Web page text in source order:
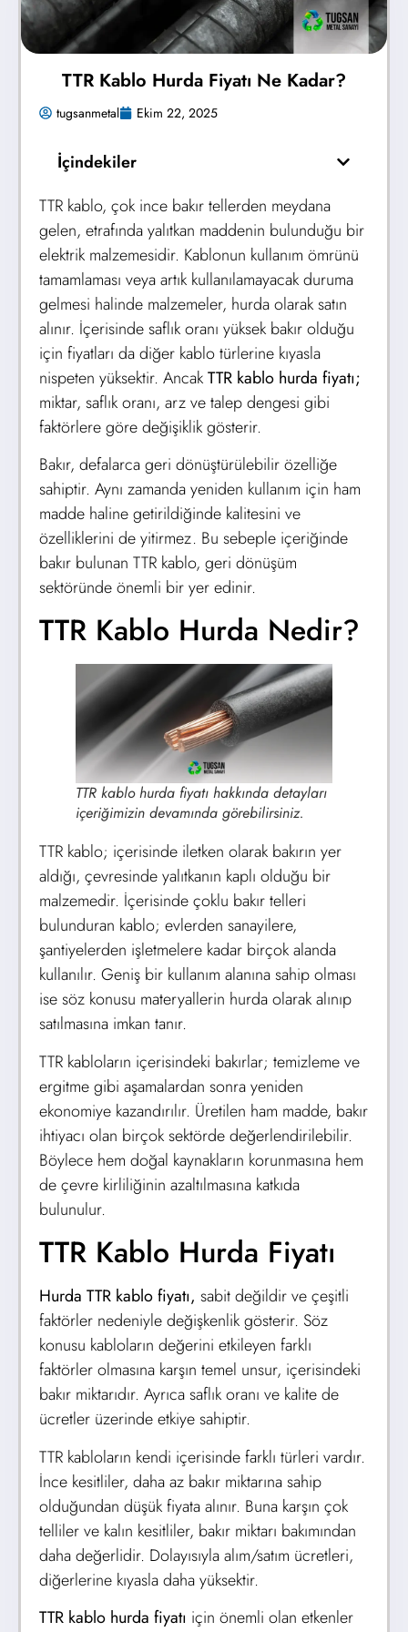
TTR Kablo Hurda Fiyatı Ne Kadar?
tugsanmetal Ekim 22, 2025
İçindekiler
TTR kablo, çok ince bakır tellerden meydana
gelen, etrafında yalıtkan maddenin bulunduğu bir
elektrik malzemesidir. Kablonun kullanım ömrünü
tamamlaması veya artık kullanılamayacak duruma
gelmesi halinde malzemeler, hurda olarak satın
alınır. İçerisinde saflık oranı yüksek bakır olduğu
için fiyatları da diğer kablo türlerine kıyasla
nispeten yüksektir. AncakTTR kablo hurda fiyatı;
miktar, saflık oranı, arz ve talep dengesi gibi
faktörlere göre değişiklik gösterir.
Bakır, defalarca geri dönüştürülebilir özelliğe
sahiptir. Aynı zamanda yeniden kullanım için ham
madde haline getirildiğinde kalitesini ve
özelliklerini de yitirmez. Bu sebeple içeriğinde
bakır bulunan TTR kablo, geri dönüşüm
sektöründe önemli bir yer edinir.
TTR Kablo Hurda Nedir?
TTR kablo hurda fiyatı hakkında detayları
içeriğimizin devamında görebilirsiniz.
TTR kablo; içerisinde iletken olarak bakırın yer
aldığı, çevresinde yalıtkanın kaplı olduğu bir
malzemedir. İçerisinde çoklu bakır telleri
bulunduran kablo; evlerden sanayilere,
şantiyelerden işletmelere kadar birçok alanda
kullanılır. Geniş bir kullanım alanına sahip olması
ise söz konusu materyallerin hurda olarak alınıp
satılmasına imkan tanır.
TTR kabloların içerisindeki bakırlar; temizleme ve
ergitme gibi aşamalardan sonra yeniden
ekonomiye kazandırılır. Üretilen ham madde, bakır
ihtiyacı olan birçok sektörde değerlendirilebilir.
Böylece hem doğal kaynakların korunmasına hem
de çevre kirliliğinin azaltılmasına katkıda
bulunulur.
TTR Kablo Hurda Fiyatı
Hurda TTR kablo fiyatı, sabit değildir ve çeşitli
faktörler nedeniyle değişkenlik gösterir. Söz
konusu kabloların değerini etkileyen farklı
faktörler olmasına karşın temel unsur, içerisindeki
bakır miktarıdır. Ayrıca saflık oranı ve kalite de
ücretler üzerinde etkiye sahiptir.
TTR kabloların kendi içerisinde farklı türleri vardır.
İnce kesitliler, daha az bakır miktarına sahip
olduğundan düşük fiyata alınır. Buna karşın çok
telliler ve kalın kesitliler, bakır miktarı bakımından
daha değerlidir. Dolayısıyla alım/satım ücretleri,
diğerlerine kıyasla daha yüksektir.
TTR kablo hurda fiyatı için önemli olan etkenler